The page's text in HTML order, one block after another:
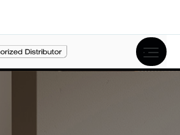
Specyfikacja